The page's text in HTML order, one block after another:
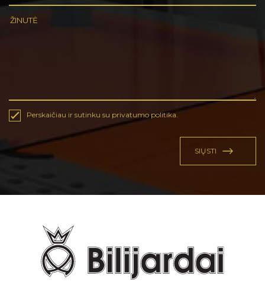
Perskaičiau ir sutinku su privatumo politika.